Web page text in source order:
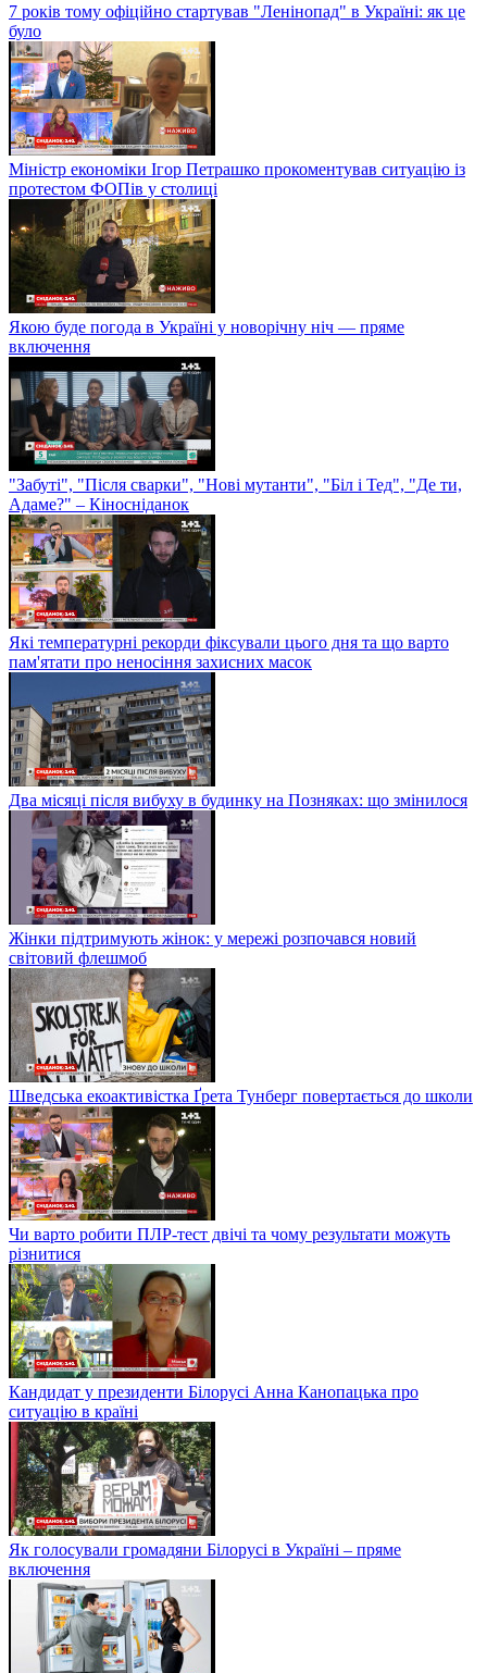
7 років тому офіційно стартував "Ленінопад" в Україні: як це
було
Міністр економіки Ігор Петрашко прокоментував ситуацію із
протестом ФОПів у столиці
Якою буде погода в Україні у новорічну ніч — пряме
включення
"Забуті", "Після сварки", "Нові мутанти", "Біл і Тед", "Де ти,
Адаме?" – Кіносніданок
Які температурні рекорди фіксували цього дня та що варто
пам'ятати про неносіння захисних масок
Два місяці після вибуху в будинку на Позняках: що змінилося
Жінки підтримують жінок: у мережі розпочався новий
світовий флешмоб
Шведська екоактивістка Ґрета Тунберг повертається до школи
Чи варто робити ПЛР-тест двічі та чому результати можуть
різнитися
Кандидат у президенти Білорусі Анна Канопацька про
ситуацію в країні
Як голосували громадяни Білорусі в Україні – пряме
включення